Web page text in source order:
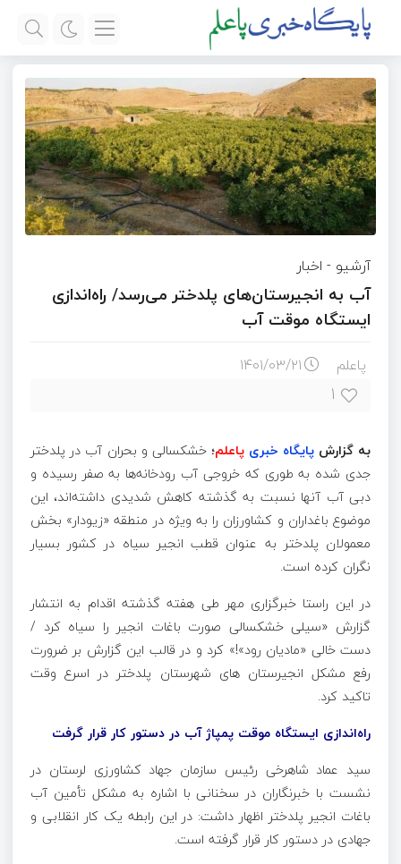
آرشیو - اخبار
آب به انجیرستان‌های پلدختر می‌رسد/ راه‌اندازی
ایستگاه موقت آب
پاعلم ۱۴۰۱/۰۳/۲۱
۱
به گزارشپایگاه خبری پاعلم؛ خشکسالی و بحران آب در پلدختر
جدی شده به طوری که خروجی آب رودخانه‌ها به صفر رسیده و
دبی آب آنها نسبت به گذشته کاهش شدیدی داشته‌اند، این
موضوع باغداران و کشاورزان را به ویژه در منطقه «زیودار» بخش
معمولان پلدختر به عنوان قطب انجیر سیاه در کشور بسیار
نگران کرده است.
در این راستا خبرگزاری مهر طی هفته گذشته اقدام به انتشار
گزارش «سیلی خشکسالی صورت باغات انجیر را سیاه کرد /
دست خالی «مادیان رود»!» کرد و در قالب این گزارش بر ضرورت
رفع مشکل انجیرستان های شهرستان پلدختر در اسرع وقت
تاکید کرد.
راه‌اندازی ایستگاه موقت پمپاژ آب در دستور کار قرار گرفت
سید عماد شاهرخی رئیس سازمان جهاد کشاورزی لرستان در
نشست با خبرنگاران در سخنانی با اشاره به مشکل تأمین آب
باغات انجیر پلدختر اظهار داشت: در این رابطه یک کار انقلابی و
جهادی در دستور کار قرار گرفته است.